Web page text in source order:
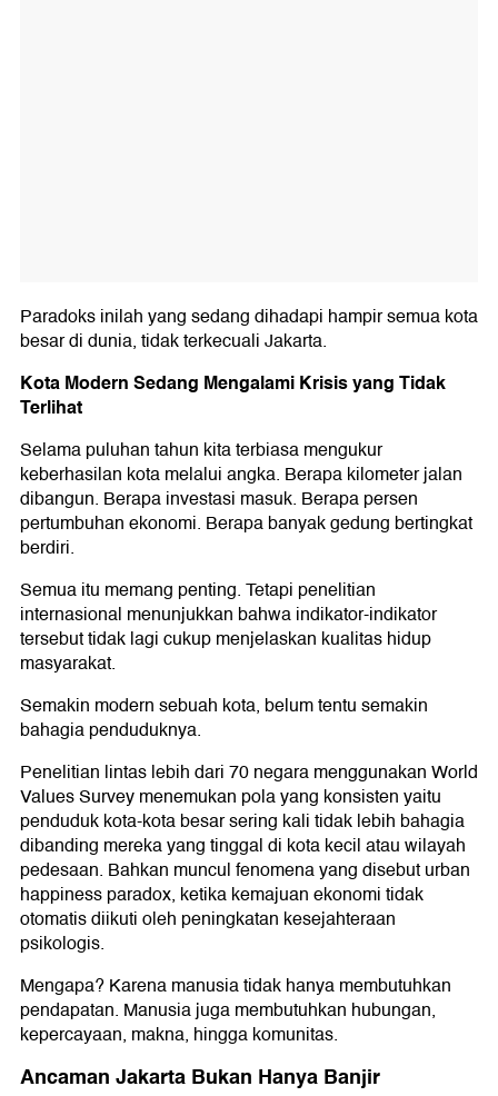
Paradoks inilah yang sedang dihadapi hampir semua kota
besar di dunia, tidak terkecuali Jakarta.
Kota Modern Sedang Mengalami Krisis yang Tidak
Terlihat
Selama puluhan tahun kita terbiasa mengukur
keberhasilan kota melalui angka. Berapa kilometer jalan
dibangun. Berapa investasi masuk. Berapa persen
pertumbuhan ekonomi. Berapa banyak gedung bertingkat
berdiri.
Semua itu memang penting. Tetapi penelitian
internasional menunjukkan bahwa indikator-indikator
tersebut tidak lagi cukup menjelaskan kualitas hidup
masyarakat.
Semakin modern sebuah kota, belum tentu semakin
bahagia penduduknya.
Penelitian lintas lebih dari 70 negara menggunakan World
Values Survey menemukan pola yang konsisten yaitu
penduduk kota-kota besar sering kali tidak lebih bahagia
dibanding mereka yang tinggal di kota kecil atau wilayah
pedesaan. Bahkan muncul fenomena yang disebut urban
happiness paradox, ketika kemajuan ekonomi tidak
otomatis diikuti oleh peningkatan kesejahteraan
psikologis.
Mengapa? Karena manusia tidak hanya membutuhkan
pendapatan. Manusia juga membutuhkan hubungan,
kepercayaan, makna, hingga komunitas.
Ancaman Jakarta Bukan Hanya Banjir